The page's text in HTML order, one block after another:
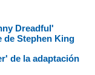
Dreadful'
de Stephen King
de la adaptación